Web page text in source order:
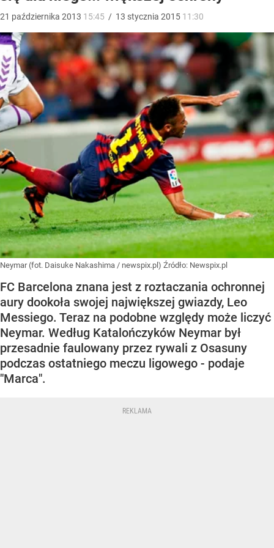
21 października 2013 15:45 / 13 stycznia 2015 11:30
Neymar (fot. Daisuke Nakashima / newspix.pl) Źródło: Newspix.pl
FC Barcelona znana jest z roztaczania ochronnej
aury dookoła swojej największej gwiazdy, Leo
Messiego. Teraz na podobne względy może liczyć
Neymar. Według Katalończyków Neymar był
przesadnie faulowany przez rywali z Osasuny
podczas ostatniego meczu ligowego - podaje
"Marca".